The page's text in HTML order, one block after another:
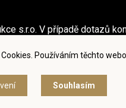
Používáním těchto
Souhlasím
s.r.o. V případě dotazů
osobních údajů|